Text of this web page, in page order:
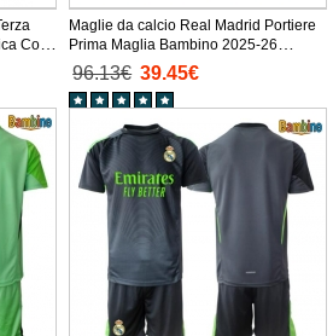
Corta
Maglie da calcio Real Madrid Portiere
Prima Maglia Bambino 2025-26
Manica Corta + Pantaloni corti)
96.13€ 39.45€